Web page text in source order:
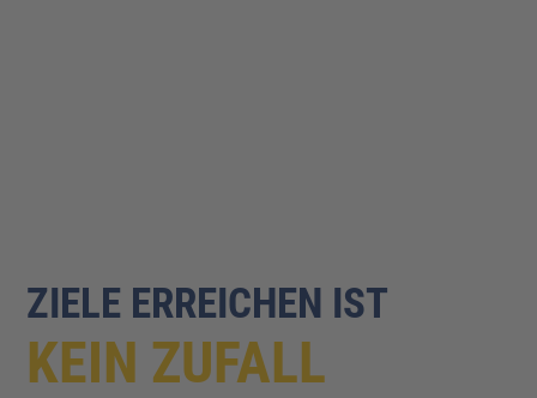
ZIELE ERREICHEN IST
KEIN ZUFALL